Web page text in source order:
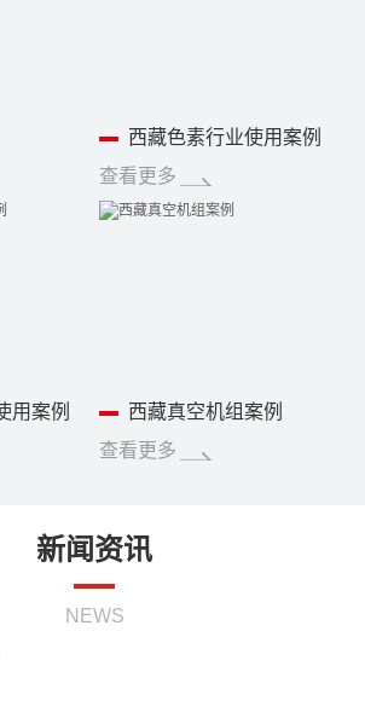
西藏色素行业使用案例
查看更多
用案例
西藏真空机组案例
查看更多
新闻资讯
NEWS